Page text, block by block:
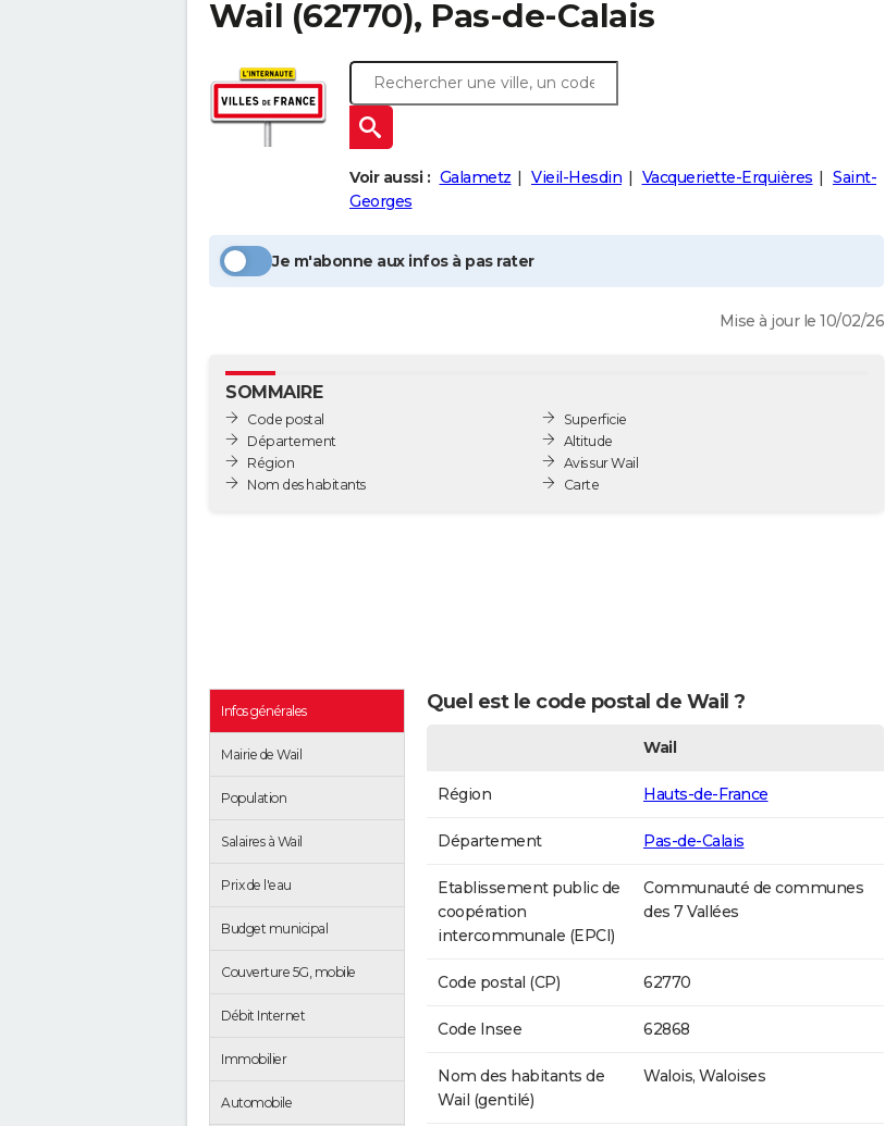
Wail (62770), Pas-de-Calais
Voir aussi : Galametz Vieil-Hesdin Vacqueriette-Erquières
Saint-
Georges
Je m'abonne aux infos à pas rater
Mise à jour le 10/02/26
SOMMAIRE
Code postal
Département
Région
Nom des habitants
Superficie
Altitude
Avis sur Wail
Carte
Infos générales
Mairie de Wail
Population
Salaires à Wail
Prix de l'eau
Budget municipal
Couverture 5G, mobile
Débit Internet
Immobilier
Automobile
Quel est le code postal de Wail ?
Wail
Région Hauts-de-France
Département Pas-de-Calais
Etablissement public de
coopération
intercommunale (EPCI)
Communauté de communes
des 7 Vallées
Code postal (CP) 62770
Code Insee 62868
Nom des habitants de
Wail (gentilé)
Walois, Waloises